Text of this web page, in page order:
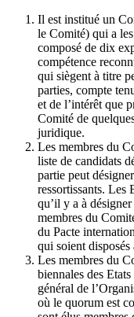
Il est institué un
le Comité) qui a
composé de dix
compétence
qui siègent à titre
parties, compte
et de l’intérêt que
Comité de
juridique.
Les membres du
liste de candidats
partie peut
ressortissants. Les
qu’il y a à
membres du
du Pacte
qui soient
Les membres du
biennales des
général de
où le quorum est